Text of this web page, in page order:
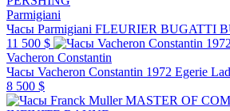
Parmigiani
Часы Parmigiani FLEURIER BUGATTI
11 500 $
Vacheron Constantin
Часы Vacheron Constantin 1972 Egerie
8 500 $